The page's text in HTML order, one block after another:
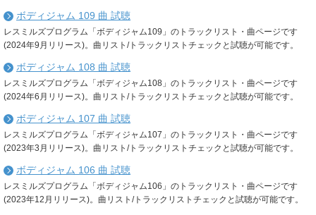
ボディジャム 109 曲 試聴
レスミルズプログラム「ボディジャム109」のトラックリスト・曲ページです
(2024年9月リリース)。曲リスト/トラックリストチェックと試聴が可能です。
ボディジャム 108 曲 試聴
レスミルズプログラム「ボディジャム108」のトラックリスト・曲ページです
(2024年6月リリース)。曲リスト/トラックリストチェックと試聴が可能です。
ボディジャム 107 曲 試聴
レスミルズプログラム「ボディジャム107」のトラックリスト・曲ページです
(2023年3月リリース)。曲リスト/トラックリストチェックと試聴が可能です。
ボディジャム 106 曲 試聴
レスミルズプログラム「ボディジャム106」のトラックリスト・曲ページです
(2023年12月リリース)。曲リスト/トラックリストチェックと試聴が可能です。